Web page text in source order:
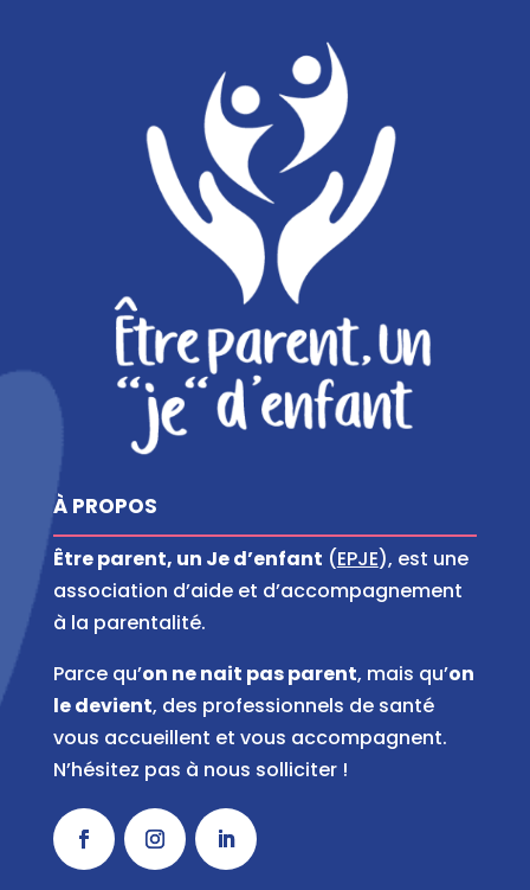
À PROPOS
Être parent, un Je d’enfant (EPJE), est une
association d’aide et d’accompagnement
à la parentalité.
Parce qu’on ne nait pas parent, mais qu’on
le devient, des professionnels de santé
vous accueillent et vous accompagnent.
N’hésitez pas à nous solliciter !